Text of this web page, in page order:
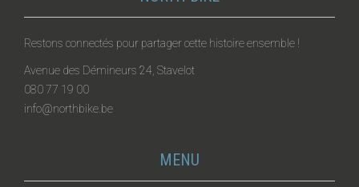
Restons connectés pour partager cette histoire ensemble !
Avenue des Démineurs 24, Stavelot
080 77 19 00
info@northbike.be
MENU